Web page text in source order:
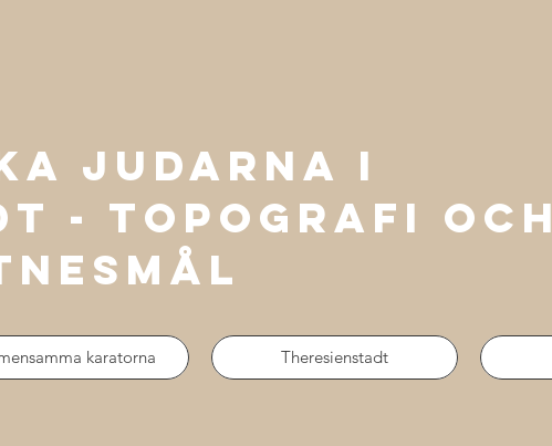
judarna i
TOPOGRAFI OCH
karatorna Theresienstadt